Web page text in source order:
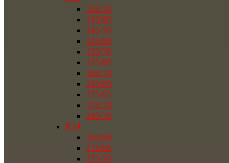
135/70
135/80
145/70
145/80
155/70
155/80
165/70
165/80
175/65
175/70
185/70
R14
165/60
175/65
175/70